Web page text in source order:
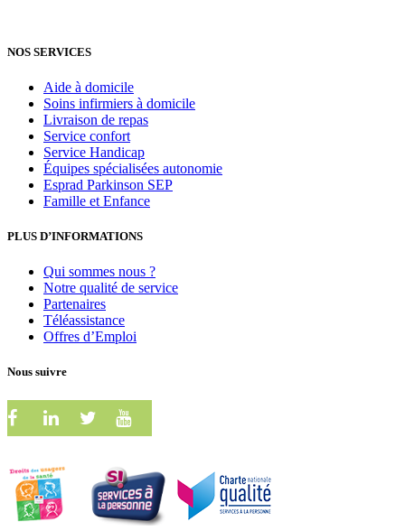
NOS SERVICES
Aide à domicile
Soins infirmiers à domicile
Livraison de repas
Service confort
Service Handicap
Équipes spécialisées autonomie
Esprad Parkinson SEP
Famille et Enfance
PLUS D’INFORMATIONS
Qui sommes nous ?
Notre qualité de service
Partenaires
Téléassistance
Offres d’Emploi
Nous suivre